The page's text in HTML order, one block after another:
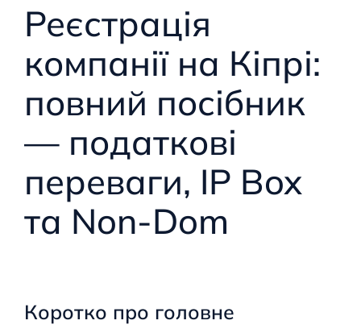
Реєстрація
компанії на Кіпрі:
повний посібник
— податкові
переваги, IP Box
та Non-Dom
Коротко про головне